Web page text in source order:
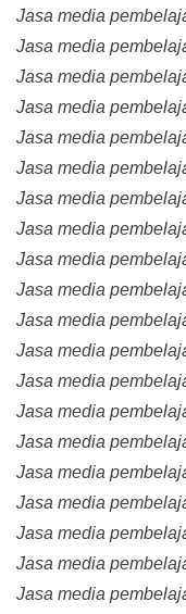
Jasa media
Jasa media
Jasa media
Jasa media
Jasa media
Jasa media
Jasa media
Jasa media
Jasa media
Jasa media
Jasa media
Jasa media
Jasa media
Jasa media
Jasa media
Jasa media
Jasa media
Jasa media
Jasa media
Jasa media